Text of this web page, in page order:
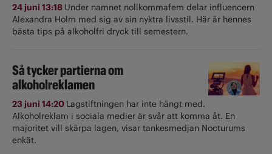
24 juni 13:18 Under namnet nollkommafem delar influencern
Alexandra Holm med sig av sin nyktra livsstil. Här är hennes
bästa tips på alkoholfri dryck till semestern.
Så tycker partierna om
alkoholreklamen
23 juni 14:20 Lagstiftningen har inte hängt med.
Alkoholreklam i sociala medier är svår att komma åt. En
majoritet vill skärpa lagen, visar tankesmedjan Nocturums
enkät.